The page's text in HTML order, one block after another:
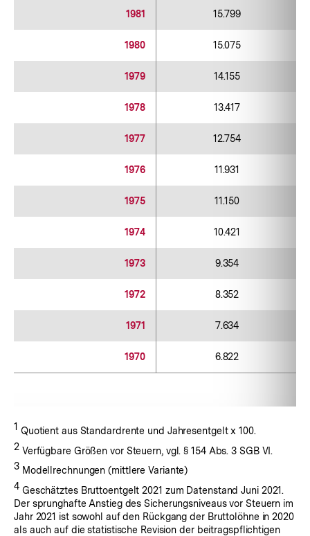
1981 15.799
1980 15.075
1979 14.155
1978 13.417
1977 12.754
1976 11.931
1975 11.150
1974 10.421
1973 9.354
1972 8.352
1971 7.634
1970 6.822
Fußnote:
1 Quotient aus Standardrente und Jahresentgelt x 100.
Fußnote:
2Verfügbare Größen vor Steuern, vgl. § 154 Abs. 3 SGB VI.
Fußnote:
3Modellrechnungen (mittlere Variante)
Fußnote:
4Geschätztes Bruttoentgelt 2021 zum Datenstand Juni 2021.
Der sprunghafte Anstieg des Sicherungsniveaus vor Steuern im
Jahr 2021 ist sowohl auf den Rückgang der Bruttolöhne in 2020
als auch auf die statistische Revision der beitragspflichtigen